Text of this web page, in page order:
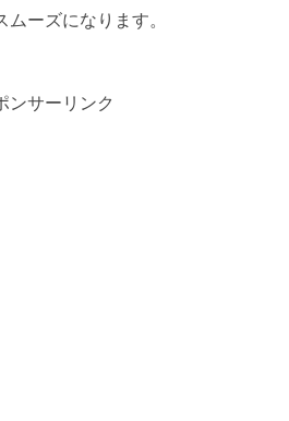
ーズになります。
ンサーリンク